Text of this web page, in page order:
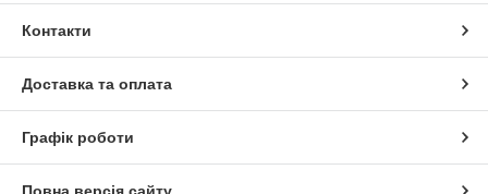
Контакти
Доставка та оплата
Графік роботи